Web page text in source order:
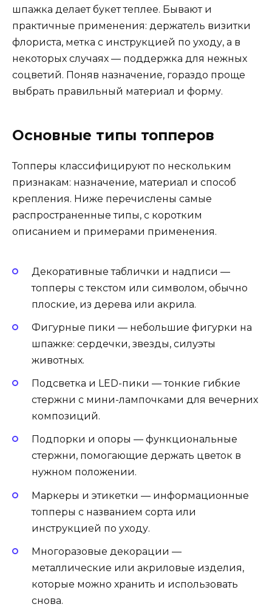
шпажка делает букет теплее. Бывают и
практичные применения: держатель визитки
флориста, метка с инструкцией по уходу, а в
некоторых случаях — поддержка для нежных
соцветий. Поняв назначение, гораздо проще
выбрать правильный материал и форму.
Основные типы топперов
Топперы классифицируют по нескольким
признакам: назначение, материал и способ
крепления. Ниже перечислены самые
распространенные типы, с коротким
описанием и примерами применения.
Декоративные таблички и надписи —
топперы с текстом или символом, обычно
плоские, из дерева или акрила.
Фигурные пики — небольшие фигурки на
шпажке: сердечки, звезды, силуэты
животных.
Подсветка и LED-пики — тонкие гибкие
стержни с мини-лампочками для вечерних
композиций.
Подпорки и опоры — функциональные
стержни, помогающие держать цветок в
нужном положении.
Маркеры и этикетки — информационные
топперы с названием сорта или
инструкцией по уходу.
Многоразовые декорации —
металлические или акриловые изделия,
которые можно хранить и использовать
снова.